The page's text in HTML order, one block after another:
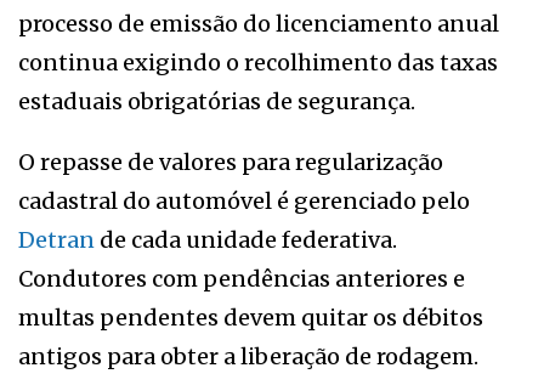
processo de emissão do licenciamento anual
continua exigindo o recolhimento das taxas
estaduais obrigatórias de segurança.
O repasse de valores para regularização
cadastral do automóvel é gerenciado pelo
Detran de cada unidade federativa.
Condutores com pendências anteriores e
multas pendentes devem quitar os débitos
antigos para obter a liberação de rodagem.